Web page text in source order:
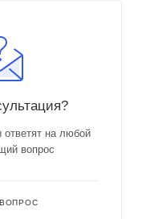
на любой
вопрос